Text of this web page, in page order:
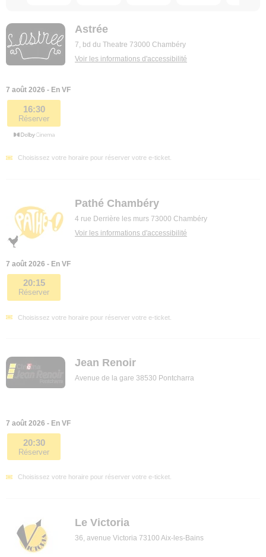
Astrée
7, bd du Theatre 73000 Chambéry
Voir les informations d'accessibilité
7 août 2026 - En VF
16:30
Réserver
Choisissez votre horaire pour réserver votre e-ticket.
Pathé Chambéry
4 rue Derrière les murs 73000 Chambéry
Voir les informations d'accessibilité
7 août 2026 - En VF
20:15
Réserver
Choisissez votre horaire pour réserver votre e-ticket.
Jean Renoir
Avenue de la gare 38530 Pontcharra
7 août 2026 - En VF
20:30
Réserver
Choisissez votre horaire pour réserver votre e-ticket.
Le Victoria
36, avenue Victoria 73100 Aix-les-Bains